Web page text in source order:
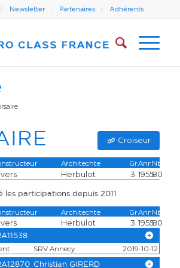
Newsletter Partenaires Adhérents
Croiseur
Architechte Grp.Année
Nbre
Herbulot 3 195580
les participations depuis 2011
Architechte Grp.Année
Nbre
Herbulot 3 195580
SRV Annecy
2019-10-12
SRV Annecy
2018-09-
Christian GIRERD